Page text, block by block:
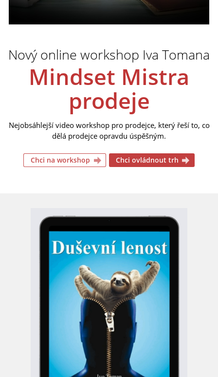
Nový online workshop Iva Tomana
Mindset Mistra
prodeje
Nejobsáhlejší video workshop pro prodejce, který řeší to, co
dělá prodejce opravdu úspěšným.
Chci na workshop Chci ovládnout trh